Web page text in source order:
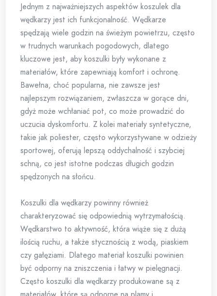
Jednym z najważniejszych aspektów koszulek dla
wędkarzy jest ich funkcjonalność. Wędkarze
spędzają wiele godzin na świeżym powietrzu, często
w trudnych warunkach pogodowych, dlatego
kluczowe jest, aby koszulki były wykonane z
materiałów, które zapewniają komfort i ochronę.
Bawełna, choć popularna, nie zawsze jest
najlepszym rozwiązaniem, zwłaszcza w gorące dni,
gdyż może wchłaniać pot, co może prowadzić do
uczucia dyskomfortu. Z kolei materiały syntetyczne,
takie jak poliester, często wykorzystywane w odzieży
sportowej, oferują lepszą oddychalność i szybciej
schną, co jest istotne podczas długich godzin
spędzonych na słońcu.
Koszulki dla wędkarzy powinny również
charakteryzować się odpowiednią wytrzymałością.
Wędkarstwo to aktywność, która wiąże się z dużą
ilością ruchu, a także stycznością z wodą, piaskiem
czy gałęziami. Dlatego materiał koszulki powinien
być odporny na zniszczenia i łatwy w pielęgnacji.
Często koszulki dla wędkarzy produkowane są z